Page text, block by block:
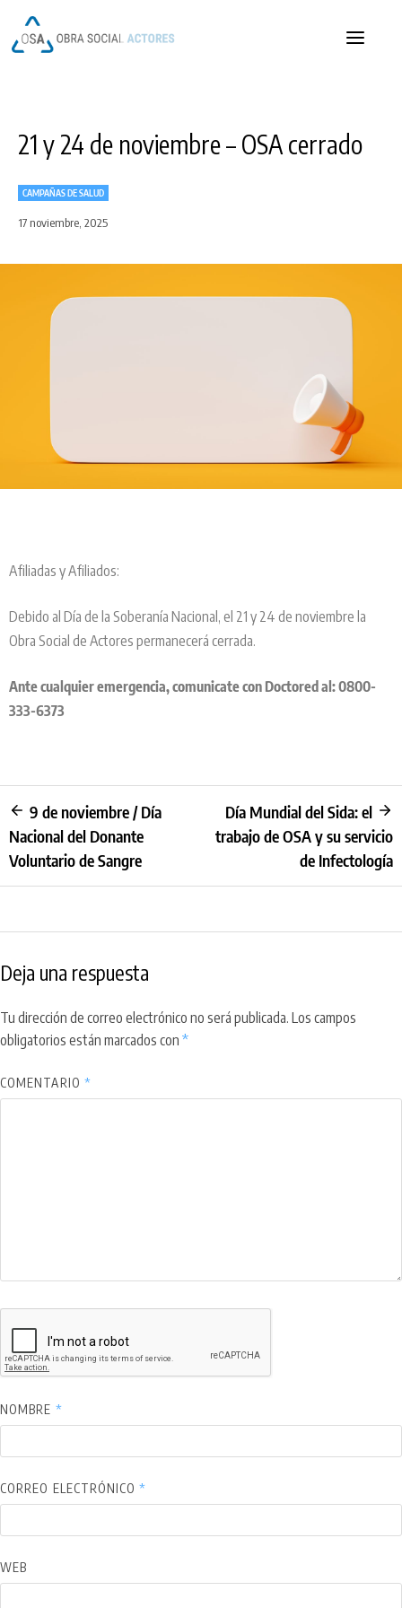
CAMPAÑAS DE SALUD
21 y 24 de noviembre – OSA cerrado
17 noviembre, 2025
Afiliadas y Afiliados:
Debido al Día de la Soberanía Nacional, el 21 y 24 de noviembre la
Obra Social de Actores permanecerá cerrada.
Ante cualquier emergencia, comunicate con Doctored al: 0800-
333-6373
9 de noviembre / Día
Nacional del Donante
Voluntario de Sangre
Día Mundial del Sida: el
trabajo de OSA y su servicio
de Infectología
Deja una respuesta
Tu dirección de correo electrónico no será publicada. Los campos
obligatorios están marcados con *
COMENTARIO *
NOMBRE *
CORREO ELECTRÓNICO*
WEB